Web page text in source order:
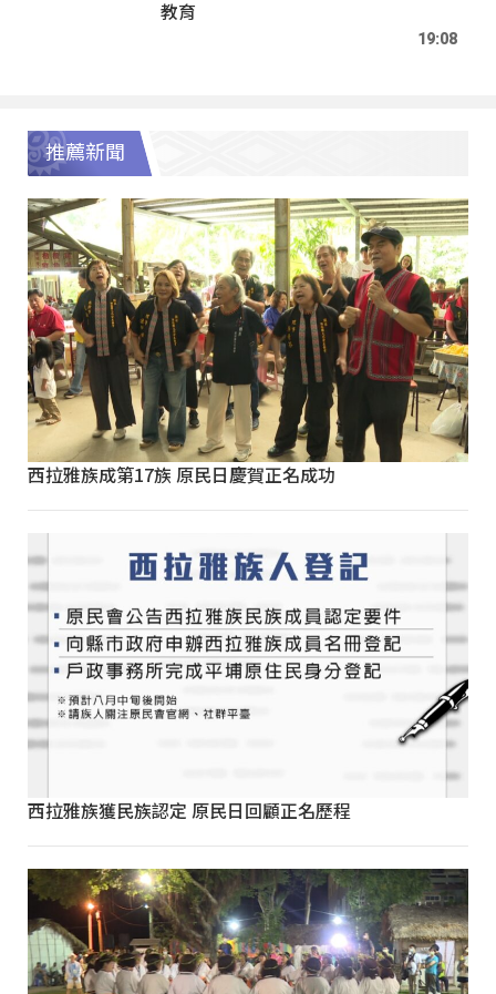
教育
19:08
推薦新聞
西拉雅族成第17族 原民日慶賀正名成功
西拉雅族獲民族認定 原民日回顧正名歷程